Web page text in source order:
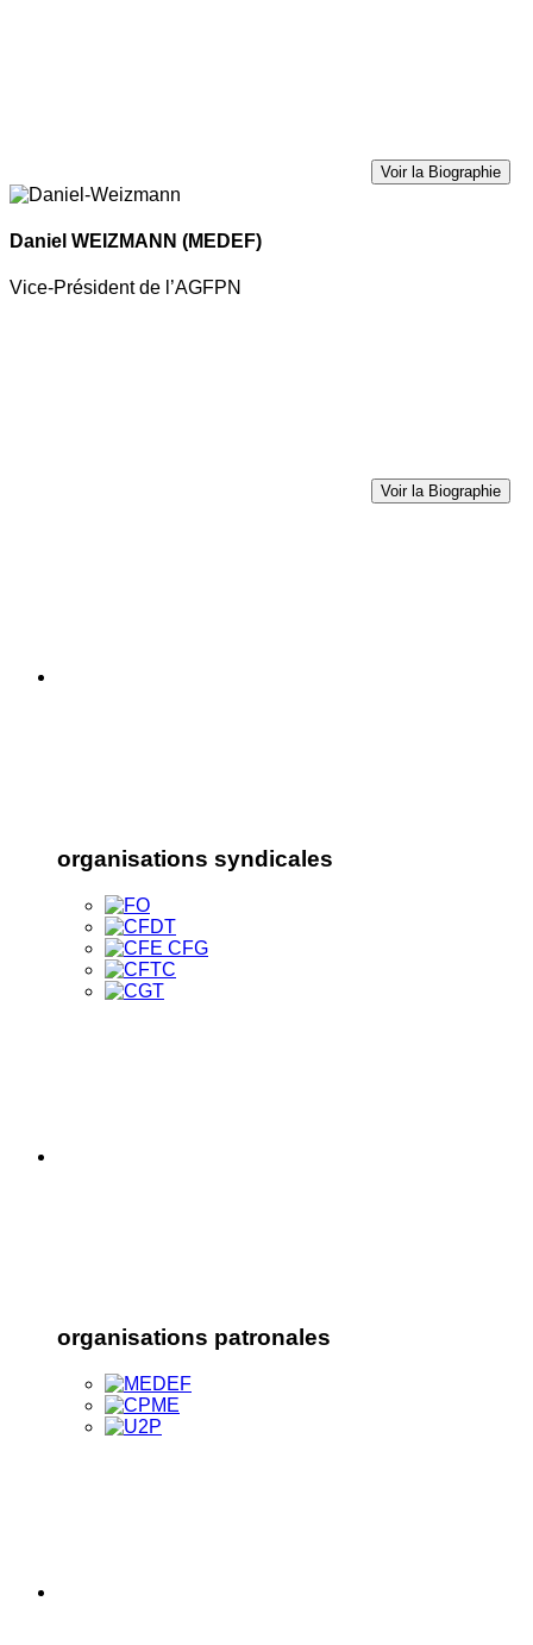
Voir la Biographie
Daniel WEIZMANN (MEDEF)
Vice-Président de l’AGFPN
Voir la Biographie
organisations syndicales
organisations patronales